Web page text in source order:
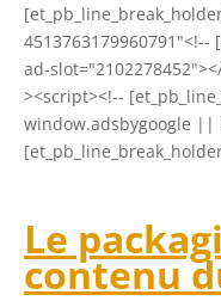
4513763179960791"<!--
ad-
><script><!--
window.adsbygoogle ||
Le
contenu